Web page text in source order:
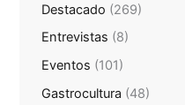
Destacado (269)
Entrevistas (8)
Eventos (101)
Gastrocultura (48)